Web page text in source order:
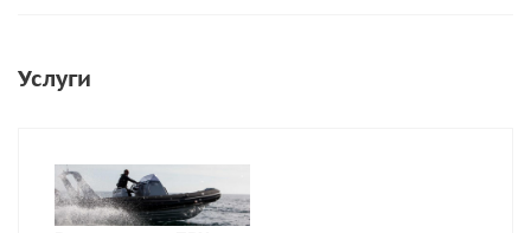
Услуги